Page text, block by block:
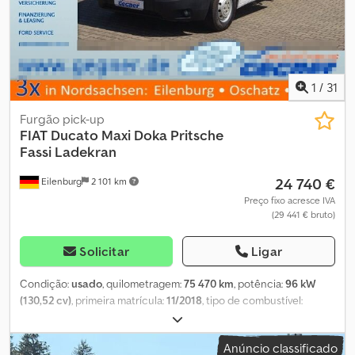
Compartimento de carga interno: C 5,52 x L 2,20 x A 2,40 metros
Carga útil: 2.100 kg Parte traseira rebaixável O veículo está em
excelente estado!
1 / 31
Eilenburg 2 101 km
Furgão pick-up
FIAT Ducato Maxi Doka Pritsche
Fassi Ladekran
24 740 €
Preço fixo acresce IVA
(29 441 € bruto)
Solicitar Ligar
Condição:usado, quilometragem:75 470 km, potência:96 kW
(130,52 cv), primeira matrícula:11/2018, tipo de combustível:
branco
mecânico, classe de emissão:Euro 6, número de lugares:7,
Equipamento:ABS, ar condicionado, fecho centralizado, filtro
Anúncio classificado